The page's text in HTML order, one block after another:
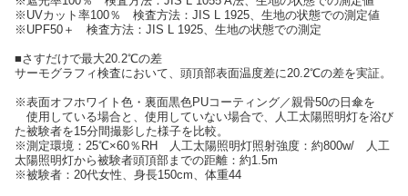
※UVカット率100％ 検査方法：JIS L 1925、生地の状態での測定値
※UPF50＋ 検査方法：JIS L 1925、生地の状態での測定
■さすだけで最大20.2℃の差
サーモグラフィ検査において、頭頂部表面温度差に20.2℃の差を実証。
※表面オフホワイト色・裏面黒色PUコーティング／親骨50の日傘を
使用している場合と、使用していない場合で、人工太陽照明灯を浴び
た被験者を15分間撮影した様子を比較。
※測定環境：25℃×60％RH 人工太陽照明灯照射強度：約800w/ 人工
太陽照明灯から被験者頭頂部までの距離：約1.5m
※被験者：20代女性、身長150cm、体重44